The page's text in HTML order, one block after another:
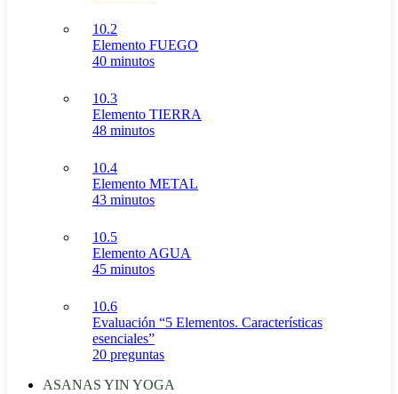
10.2
Elemento FUEGO
40 minutos
10.3
Elemento TIERRA
48 minutos
10.4
Elemento METAL
43 minutos
10.5
Elemento AGUA
45 minutos
10.6
Evaluación “5 Elementos. Características
esenciales”
20 preguntas
ASANAS YIN YOGA